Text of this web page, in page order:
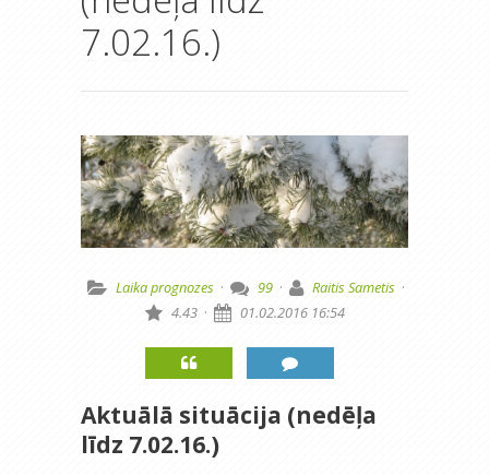
7.02.16.)
Laika prognozes · 99 · Raitis Sametis ·
4.43 · 01.02.2016 16:54
Aktuālā situācija (nedēļa
līdz 7.02.16.)